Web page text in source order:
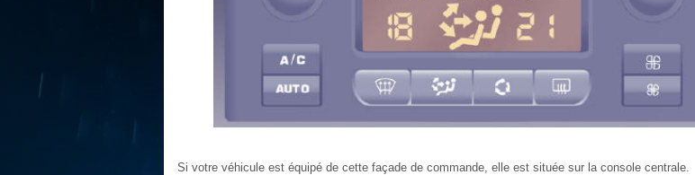
Si votre véhicule est équipé de cette façade de commande, elle est située sur la console centrale.